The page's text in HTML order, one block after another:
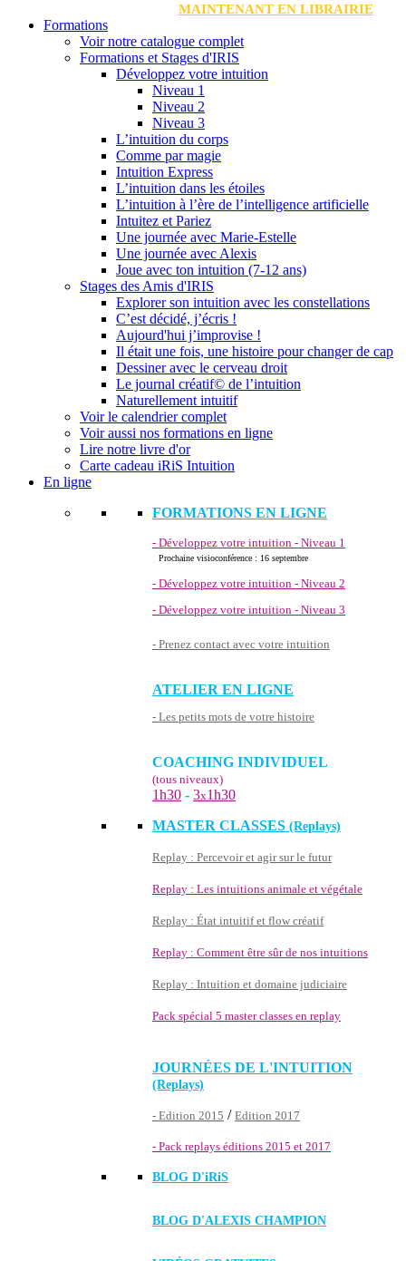
MAINTENANT EN LIBRAIRIE
Formations
Voir notre catalogue complet
Formations et Stages d'IRIS
Développez votre intuition
Niveau 1
Niveau 2
Niveau 3
L’intuition du corps
Comme par magie
Intuition Express
L’intuition dans les étoiles
L’intuition à l’ère de l’intelligence artificielle
Intuitez et Pariez
Une journée avec Marie-Estelle
Une journée avec Alexis
Joue avec ton intuition (7-12 ans)
Stages des Amis d'IRIS
Explorer son intuition avec les constellations
C’est décidé, j’écris !
Aujourd'hui j’improvise !
Il était une fois, une histoire pour changer de cap
Dessiner avec le cerveau droit
Le journal créatif© de l’intuition
Naturellement intuitif
Voir le calendrier complet
Voir aussi nos formations en ligne
Lire notre livre d'or
Carte cadeau iRiS Intuition
En ligne
FORMATIONS EN LIGNE
- Développez votre intuition - Niveau 1
Prochaine visioconférence : 16 septembre
- Développez votre intuition - Niveau 2
- Développez votre intuition - Niveau 3
- Prenez contact avec votre intuition
ATELIER EN LIGNE
- Les petits mots de votre histoire
COACHING INDIVIDUEL
(tous niveaux)
1h30 - 3x1h30
MASTER CLASSES (Replays)
Replay : Percevoir et agir sur le futur
Replay : Les intuitions animale et végétale
Replay : État intuitif et flow créatif
Replay : Comment être sûr de nos intuitions
Replay : Intuition et domaine judiciaire
Pack spécial 5 master classes en replay
JOURNÉES DE L'INTUITION
(Replays)
- Edition 2015 / Edition 2017
- Pack replays éditions 2015 et 2017
BLOG D'iRiS
BLOG D'ALEXIS CHAMPION